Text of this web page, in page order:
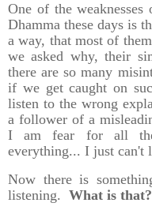
One of the
Dhamma these days is
a way, that most of
we asked why, their
there are so many
if we get caught on
listen to the wrong
a follower of a
I am fear for all
everything... I just
Now there is
listening. What is